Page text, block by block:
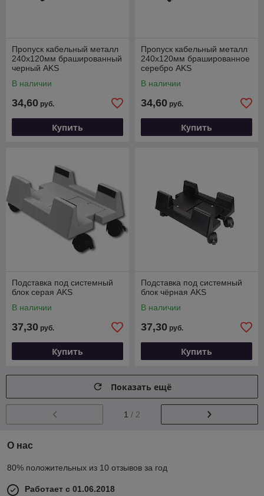
Пропуск кабельный металл
240х120мм брашированный
черный AKS
В наличии
34,60 руб.
Купить
Пропуск кабельный металл
240х120мм брашированное
серебро AKS
В наличии
34,60 руб.
Купить
Подставка под системный
блок серая AKS
В наличии
37,30 руб.
Купить
Подставка под системный
блок чёрная AKS
В наличии
37,30 руб.
Купить
Показать ещё
1 / 2
О нас
80% положительных из 10 отзывов за год
Работает с 01.06.2018